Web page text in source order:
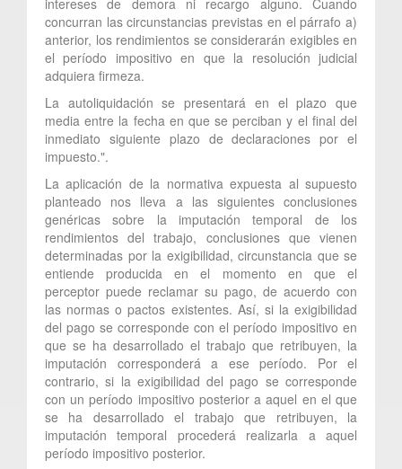
concurran las circunstancias previstas en el párrafo a)
anterior, los rendimientos se considerarán exigibles en
el período impositivo en que la resolución judicial
adquiera firmeza.
La autoliquidación se presentará en el plazo que
media entre la fecha en que se perciban y el final del
inmediato siguiente plazo de declaraciones por el
impuesto.".
La aplicación de la normativa expuesta al supuesto
planteado nos lleva a las siguientes conclusiones
genéricas sobre la imputación temporal de los
rendimientos del trabajo, conclusiones que vienen
determinadas por la exigibilidad, circunstancia que se
entiende producida en el momento en que el
perceptor puede reclamar su pago, de acuerdo con
las normas o pactos existentes. Así, si la exigibilidad
del pago se corresponde con el período impositivo en
que se ha desarrollado el trabajo que retribuyen, la
imputación corresponderá a ese período. Por el
contrario, si la exigibilidad del pago se corresponde
con un período impositivo posterior a aquel en el que
se ha desarrollado el trabajo que retribuyen, la
imputación temporal procederá realizarla a aquel
período impositivo posterior.